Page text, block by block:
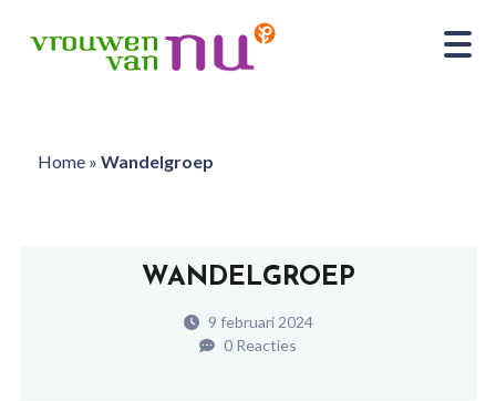
Home» Wandelgroep
WANDELGROEP
9 februari 2024
0 Reacties